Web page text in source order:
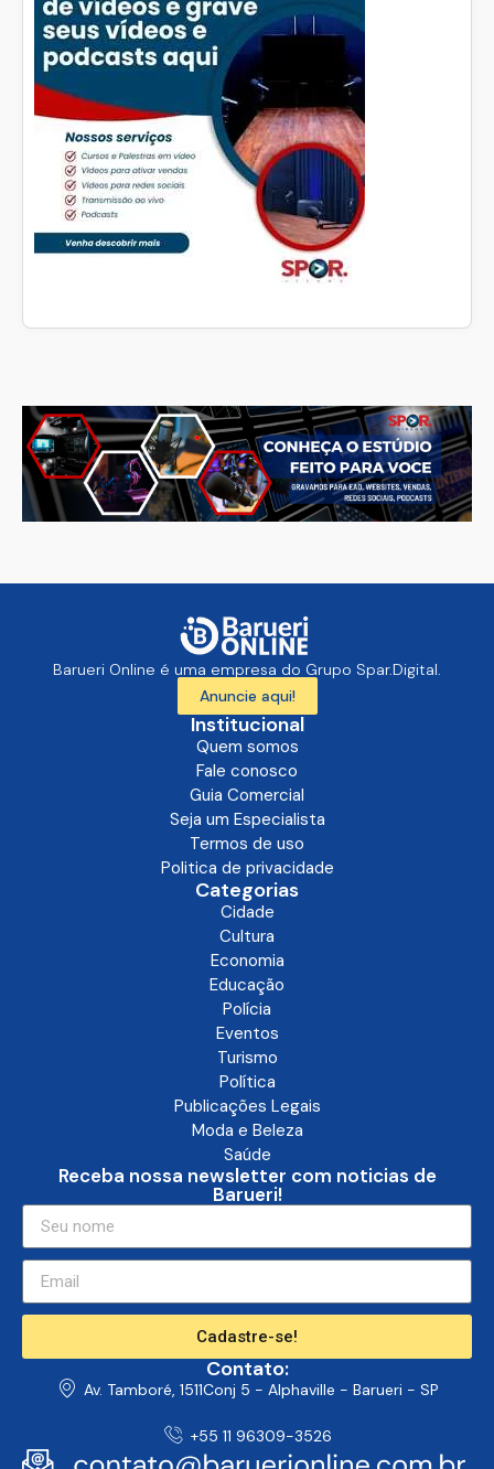
Barueri Online é uma empresa do Grupo Spar.Digital.
Anuncie aqui!
Institucional
Quem somos
Fale conosco
Guia Comercial
Seja um Especialista
Termos de uso
Politica de privacidade
Categorias
Cidade
Cultura
Economia
Educação
Polícia
Eventos
Turismo
Política
Publicações Legais
Moda e Beleza
Saúde
Receba nossa newsletter com noticias de
Barueri!
Cadastre-se!
Contato:
Av. Tamboré, 1511Conj 5 - Alphaville - Barueri - SP
+55 11 96309-3526